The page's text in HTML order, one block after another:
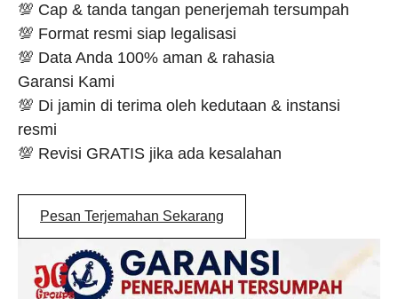
💯 Cap & tanda tangan penerjemah tersumpah
💯 Format resmi siap legalisasi
💯 Data Anda 100% aman & rahasia
Garansi Kami
💯 Di jamin di terima oleh kedutaan & instansi
resmi
💯 Revisi GRATIS jika ada kesalahan
Pesan Terjemahan Sekarang